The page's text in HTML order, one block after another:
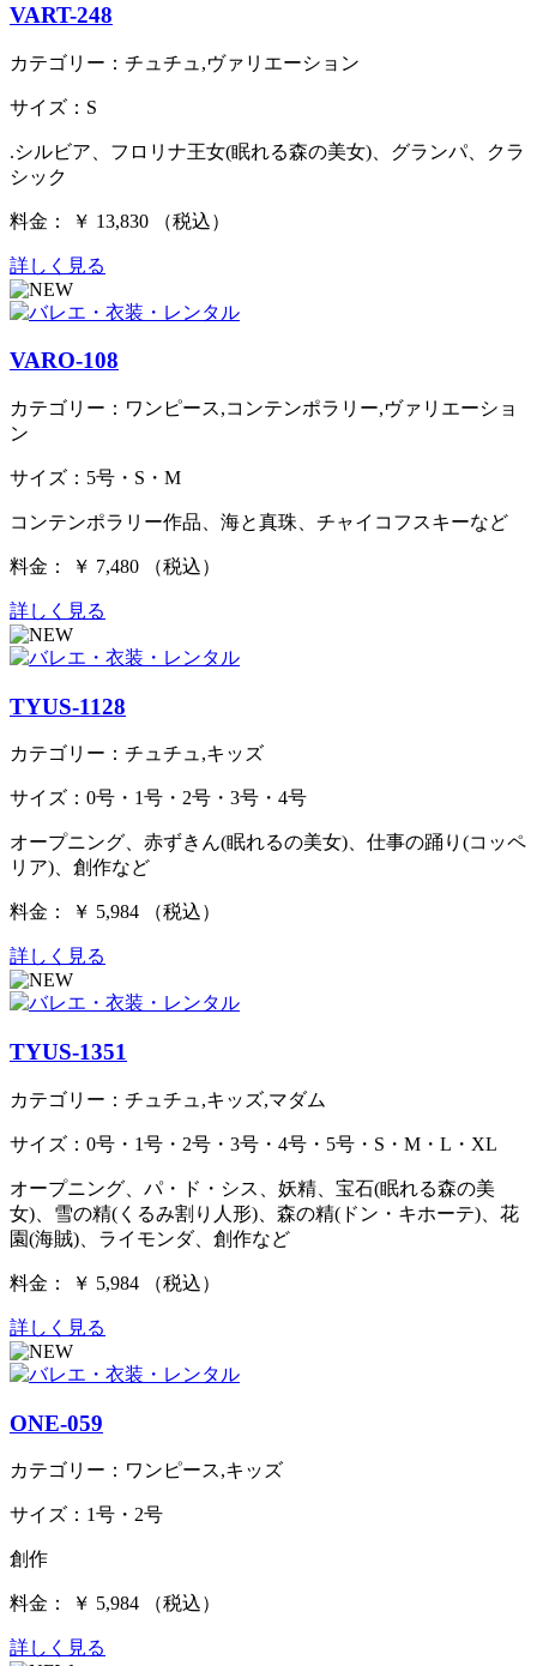
VART-248
カテゴリー：チュチュ,ヴァリエーション
サイズ：S
.シルビア、フロリナ王女(眠れる森の美女)、グランパ、クラ
シック
料金： ￥ 13,830 （税込）
詳しく見る
VARO-108
カテゴリー：ワンピース,コンテンポラリー,ヴァリエーショ
ン
サイズ：5号・S・M
コンテンポラリー作品、海と真珠、チャイコフスキーなど
料金： ￥ 7,480 （税込）
詳しく見る
TYUS-1128
カテゴリー：チュチュ,キッズ
サイズ：0号・1号・2号・3号・4号
オープニング、赤ずきん(眠れるの美女)、仕事の踊り(コッペ
リア)、創作など
料金： ￥ 5,984 （税込）
詳しく見る
TYUS-1351
カテゴリー：チュチュ,キッズ,マダム
サイズ：0号・1号・2号・3号・4号・5号・S・M・L・XL
オープニング、パ・ド・シス、妖精、宝石(眠れる森の美
女)、雪の精(くるみ割り人形)、森の精(ドン・キホーテ)、花
園(海賊)、ライモンダ、創作など
料金： ￥ 5,984 （税込）
詳しく見る
ONE-059
カテゴリー：ワンピース,キッズ
サイズ：1号・2号
創作
料金： ￥ 5,984 （税込）
詳しく見る